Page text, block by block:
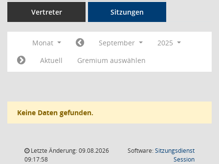
Vertreter Sitzungen
Monat September
2025
Aktuell
Gremium auswählen
Keine Daten gefunden.
Letzte Änderung: 09.08.2026
09:17:58
Software:Sitzungsdienst
Session(Wird in